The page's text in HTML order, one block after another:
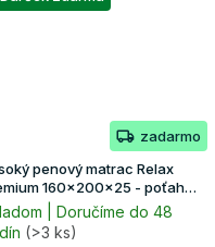
zadarmo
penový matrac Relax
160x200x25 - poťah
| Doručíme do 48
(>3 ks)